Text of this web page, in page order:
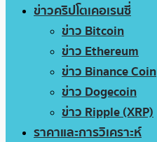
ข่าวคริปโตเคอเรนซี่
ข่าว Bitcoin
ข่าว Ethereum
ข่าว Binance Coin
ข่าว Dogecoin
ข่าว Ripple (XRP)
ราคาและการวิเคราะห์